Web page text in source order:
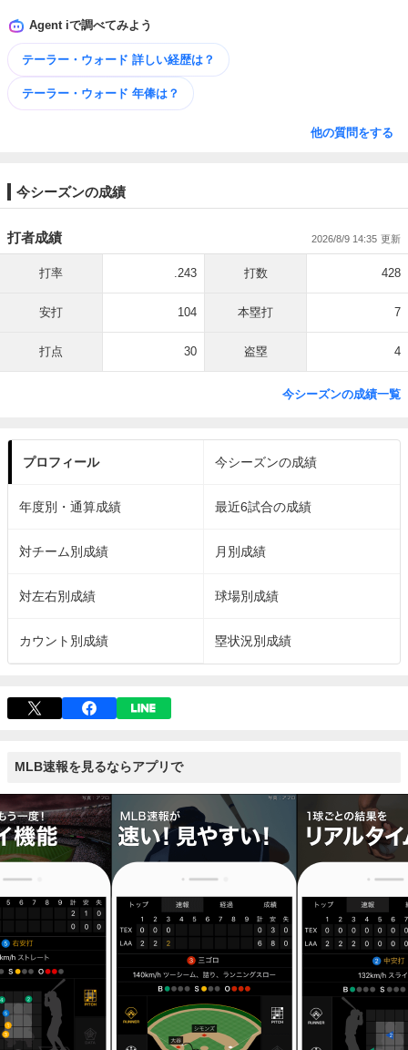
Agent iで調べてみよう
テーラー・ウォード 詳しい​経歴は？
テーラー・ウォード 年俸は？
他の質問をする
今シーズンの成績
打者成績 2026/8/9 14:35
打率 .243 打数 428
安打 104 本塁打 7
打点 30 盗塁 4
今シーズンの成績一覧
プロフィール 今シーズンの成績
年度別・通算成績 最近6試合の成績
対チーム別成績 月別成績
対左右別成績 球場別成績
カウント別成績 塁状況別成績
MLB速報を見るならアプリで